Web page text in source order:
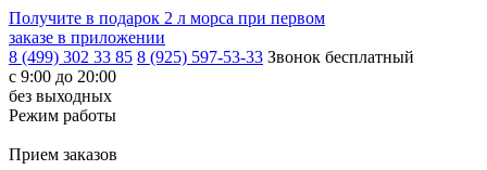
Получите в подарок 2 л морса при первом
заказе в приложении
8 (499) 302 33 85 8 (925) 597-53-33 Звонок бесплатный
с 9:00 до 20:00
без выходных
Режим работы
Прием заказов